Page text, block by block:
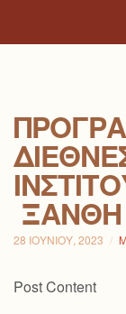
ΞΆΝΘΗ
28 ΙΟΥΝΊΟΥ, 2023
Post Content